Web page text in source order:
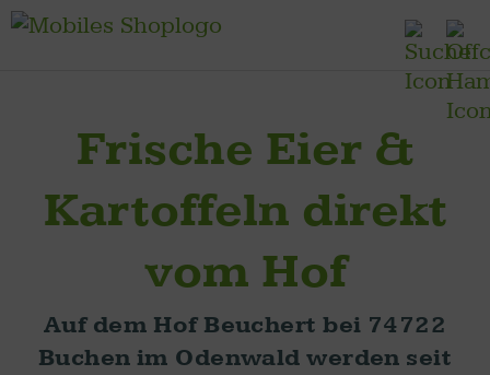
Frische Eier &
Kartoffeln direkt
vom Hof
Auf dem Hof Beuchert bei 74722
Buchen im Odenwald werden seit